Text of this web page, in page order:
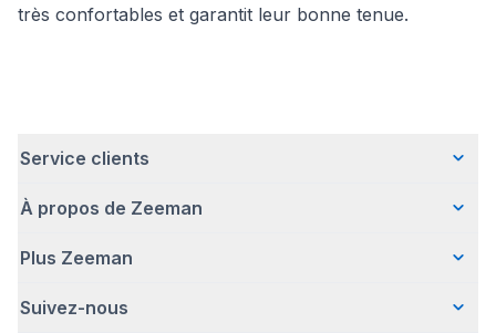
très confortables et garantit leur bonne tenue.
Service clients
Questions fréquentes
Livraison
Retour d'articles
À propos de Zeeman
Qui sommes-nous ?
Une entreprise responsable
Plus Zeeman
Communiqué de presse
Suivez-nous